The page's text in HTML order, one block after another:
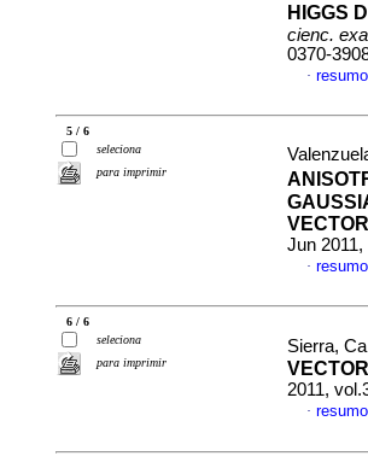
HIGGS
cienc.
0370-
·
5 / 6
seleciona
para imprimir
Jun
·
6 / 6
seleciona
para imprimir
Sierra,
2011,
·